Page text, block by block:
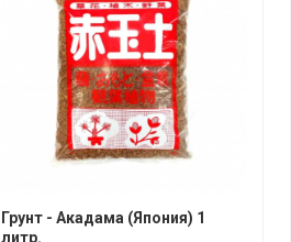
Грунт - Акадама (Япония) 1
литр.